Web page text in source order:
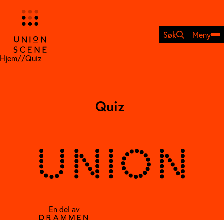
innhold
Søk
Meny
Hjem//Quiz
Quiz
En del av